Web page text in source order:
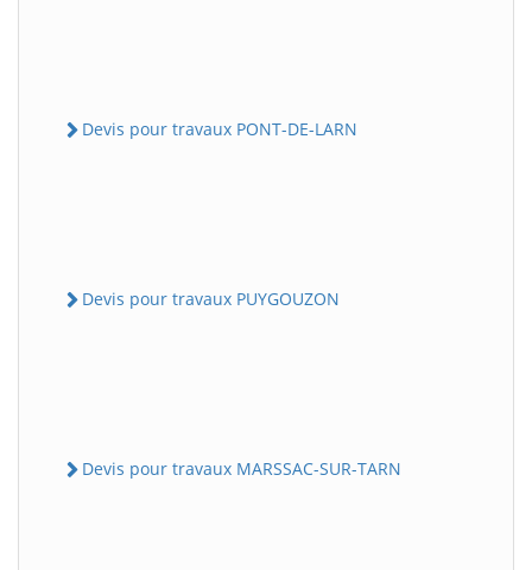
Devis pour travaux PONT-DE-LARN
Devis pour travaux PUYGOUZON
Devis pour travaux MARSSAC-SUR-TARN